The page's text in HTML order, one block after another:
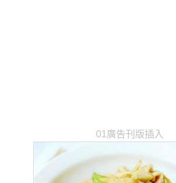
01廣告刊版插入